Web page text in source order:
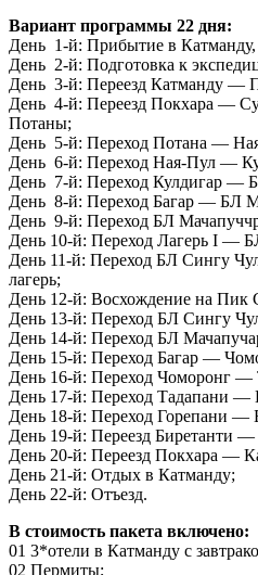
Вариант программы 22 дня:
День 1-й: Прибытие в Катманду,
День 2-й: Подготовка к
День 3-й: Переезд Катманду —
День 4-й: Переезд Покхара —
Потаны;
День 5-й: Переход Потана —
День 6-й: Переход Ная-Пул —
День 7-й: Переход Кулдигар —
День 8-й: Переход Багар — БЛ
День 9-й: Переход БЛ
День 10-й: Переход Лагерь I —
День 11-й: Переход БЛ Сингу
лагерь;
День 12-й: Восхождение на Пик
День 13-й: Переход БЛ Сингу
День 14-й: Переход БЛ
День 15-й: Переход Багар —
День 16-й: Переход Чоморонг —
День 17-й: Переход Тадапани —
День 18-й: Переход Горепани —
День 19-й: Переезд Биретанти —
День 20-й: Переезд Покхара —
День 21-й: Отдых в Катманду;
День 22-й: Отъезд.
В стоимость пакета включено:
01 3*отели в Катманду с
02 Пермиты;